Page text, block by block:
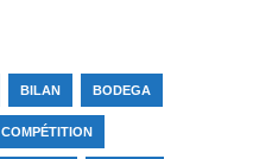
BILAN BODEGA
COMPÉTITION